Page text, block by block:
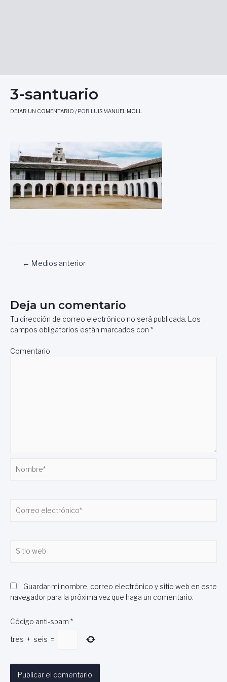
3-santuario
DEJAR UN COMENTARIO / POR LUIS MANUEL MOLL
Navegación
← Medios anterior
Deja un comentario
Tu dirección de correo electrónico no será publicada. Los
campos obligatorios están marcados con *
Comentario
electrónico*
web
Guardar mi nombre, correo electrónico y sitio web en este
navegador para la próxima vez que haga un comentario.
Código anti-spam *
tres + seis =